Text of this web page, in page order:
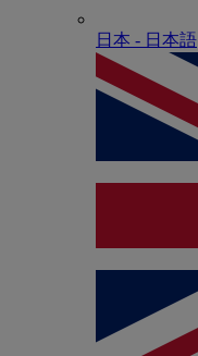
日本 - ⽇本語